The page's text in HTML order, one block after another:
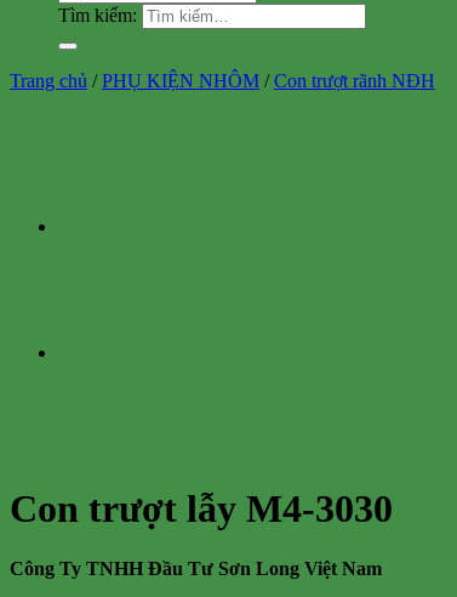
Tìm kiếm:
Trang chủ / PHỤ KIỆN NHÔM / Con trượt rãnh NĐH
Con trượt lẫy M4-3030
Công Ty TNHH Đầu Tư Sơn Long Việt Nam